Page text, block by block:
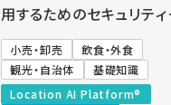
用するためのセキュリティ
定とは？
小売・卸売
飲食・外食
観光・自治体
基礎知識
Location AI Platform®